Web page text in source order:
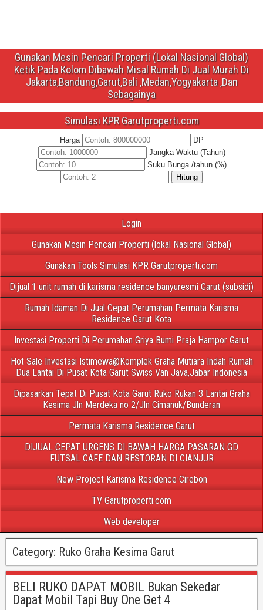
Gunakan Mesin Pencari Properti (Lokal Nasional Global)
Ketik Pada Kolom Dibawah Misal Rumah Di Jual Murah Di
Jakarta,Bandung,Garut,Bali ,Medan,Yogyakarta ,Dan
Sebagainya
Simulasi KPR Garutproperti.com
Harga
DP
Jangka Waktu (Tahun)
Suku Bunga /tahun (%)
Hitung
Login
Gunakan Mesin Pencari Properti (lokal Nasional Global)
Gunakan Tools Simulasi KPR Garutproperti.com
Dijual 1 unit rumah di karisma residence banyuresmi Garut (subsidi)
Rumah Idaman Di Jual Cepat Perumahan Permata Karisma
Residence Garut Kota
Investasi Properti Di Perumahan Griya Bumi Praja Hampor Garut
Hot Sale Investasi Istimewa@Komplek Graha Mutiara Indah Rumah
Dua Lantai Di Pusat Kota Garut Swiss Van Java,Jabar Indonesia
Dipasarkan Tepat Di Pusat Kota Garut Ruko Rukan 3 Lantai Graha
Kesima Jln Merdeka no 2/Jln Cimanuk/Bunderan
Permata Karisma Residence Garut
DIJUAL CEPAT URGENS DI BAWAH HARGA PASARAN GD
FUTSAL CAFE DAN RESTORAN DI CIANJUR
New Project Karisma Residence Cirebon
TV Garutproperti.com
Web developer
Category: Ruko Graha Kesima Garut
BELI RUKO DAPAT MOBIL Bukan Sekedar
Dapat Mobil Tapi Buy One Get 4